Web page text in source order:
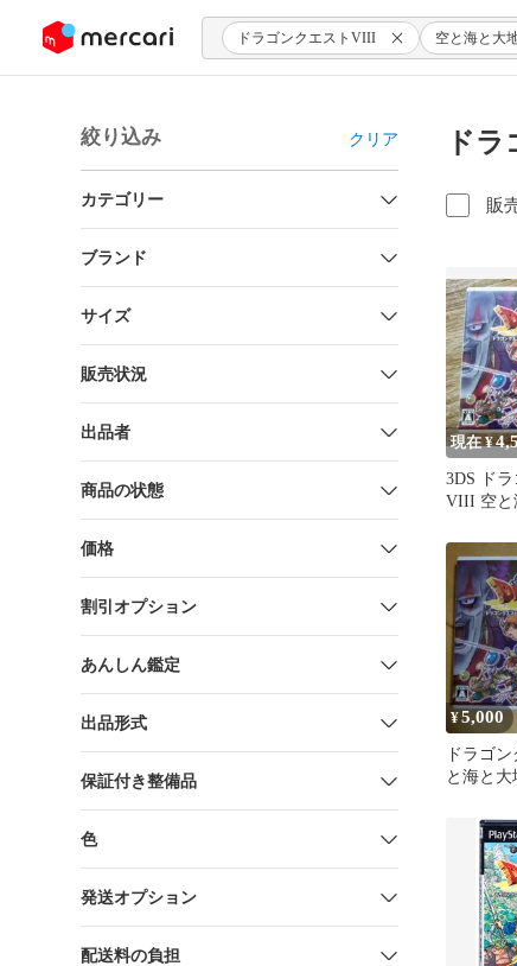
ツにスキップ ドラゴンクエストVIII 空と海と大
絞り込み クリア
カテゴリー
ブランド
サイズ
販売状況
出品者
商品の状態
価格
割引オプション
あんしん鑑定
出品形式
保証付き整備品
色
発送オプション
配送料の負担
ド
販
現在 ¥
​3DS ド
VIII 空と
¥5,000
ドラゴ
と海と大